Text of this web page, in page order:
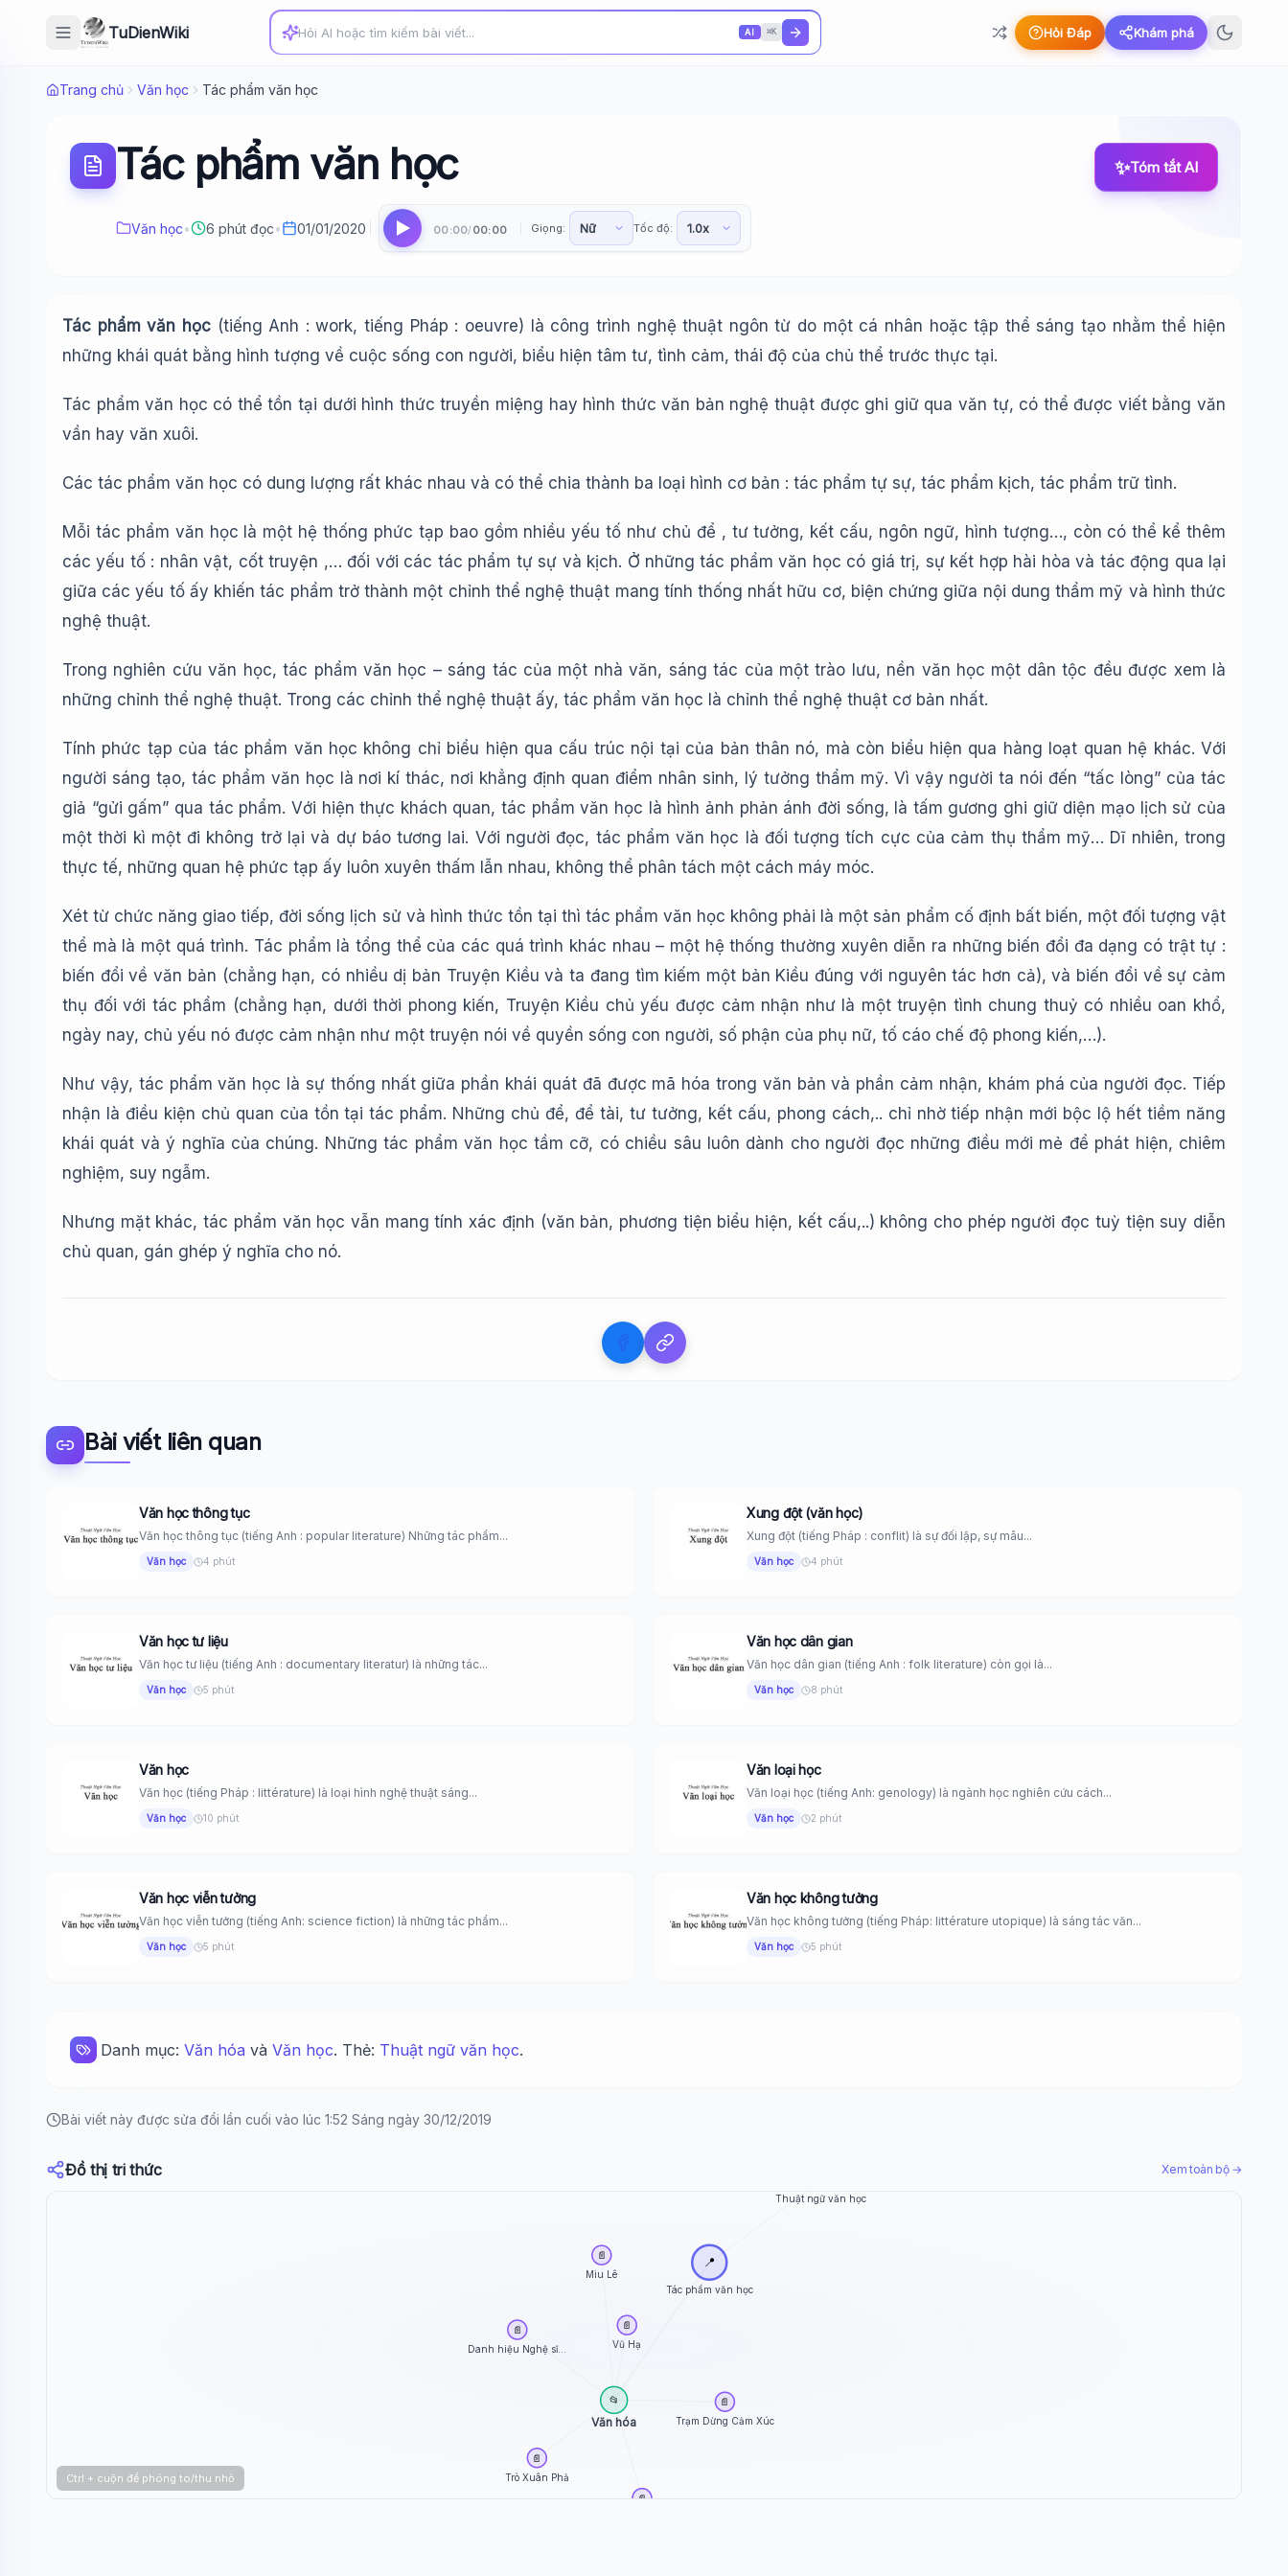
TuDienWiki AI ⌘K Hỏi Đáp Khám phá
Trang chủ Văn học Tác phẩm văn học
Tác phẩm văn học
Văn học• 6 phút đọc• 01/01/2020 00:00/ 00:00 Giọng: Tốc độ:
✨Tóm tắt AI
Tác phẩm văn học(tiếng Anh : work, tiếng Pháp : oeuvre) là công trình nghệ thuật ngôn từ do một cá nhân hoặc tập thể sáng tạo nhằm thể hiện
những khái quát bằng hình tượng về cuộc sống con người, biểu hiện tâm tư, tình cảm, thái độ của chủ thể trước thực tại.
Tác phẩm văn học có thể tồn tại dưới hình thức truyền miệng hay hình thức văn bản nghệ thuật được ghi giữ qua văn tự, có thể được viết bằng văn
vần hay văn xuôi.
Các tác phẩm văn học có dung lượng rất khác nhau và có thể chia thành ba loại hình cơ bản : tác phẩm tự sự, tác phẩm kịch, tác phẩm trữ tình.
Mỗi tác phẩm văn học là một hệ thống phức tạp bao gồm nhiều yếu tố như chủ để , tư tưởng, kết cấu, ngôn ngữ, hình tượng…, còn có thể kể thêm
các yếu tố : nhân vật, cốt truyện ,… đối với các tác phẩm tự sự và kịch. Ở những tác phẩm văn học có giá trị, sự kết hợp hài hòa và tác động qua lại
giữa các yếu tố ấy khiến tác phẩm trở thành một chỉnh thể nghệ thuật mang tính thống nhất hữu cơ, biện chứng giữa nội dung thẩm mỹ và hình thức
nghệ thuật.
Trong nghiên cứu văn học, tác phẩm văn học – sáng tác của một nhà văn, sáng tác của một trào lưu, nền văn học một dân tộc đều được xem là
những chỉnh thể nghệ thuật. Trong các chỉnh thể nghệ thuật ấy, tác phẩm văn học là chỉnh thể nghệ thuật cơ bản nhất.
Tính phức tạp của tác phẩm văn học không chỉ biểu hiện qua cấu trúc nội tại của bản thân nó, mà còn biểu hiện qua hàng loạt quan hệ khác. Với
người sáng tạo, tác phẩm văn học là nơi kí thác, nơi khẳng định quan điểm nhân sinh, lý tưởng thẩm mỹ. Vì vậy người ta nói đến “tấc lòng” của tác
giả “gửi gấm” qua tác phẩm. Với hiện thực khách quan, tác phẩm văn học là hình ảnh phản ánh đời sống, là tấm gương ghi giữ diện mạo lịch sử của
một thời kì một đi không trở lại và dự báo tương lai. Với người đọc, tác phẩm văn học là đối tượng tích cực của cảm thụ thẩm mỹ… Dĩ nhiên, trong
thực tế, những quan hệ phức tạp ấy luôn xuyên thấm lẫn nhau, không thể phân tách một cách máy móc.
Xét từ chức năng giao tiếp, đời sống lịch sử và hình thức tồn tại thì tác phẩm văn học không phải là một sản phẩm cố định bất biến, một đối tượng vật
thể mà là một quá trình. Tác phẩm là tổng thể của các quá trình khác nhau – một hệ thống thường xuyên diễn ra những biến đổi đa dạng có trật tự :
biến đổi về văn bản (chẳng hạn, có nhiều dị bản Truyện Kiều và ta đang tìm kiếm một bản Kiều đúng với nguyên tác hơn cả), và biến đổi về sự cảm
thụ đối với tác phẩm (chẳng hạn, dưới thời phong kiến, Truyện Kiều chủ yếu được cảm nhận như là một truyện tình chung thuỷ có nhiều oan khổ,
ngày nay, chủ yếu nó được cảm nhận như một truyện nói về quyền sống con người, số phận của phụ nữ, tố cáo chế độ phong kiến,…).
Như vậy, tác phẩm văn học là sự thống nhất giữa phần khái quát đã được mã hóa trong văn bản và phần cảm nhận, khám phá của người đọc. Tiếp
nhận là điều kiện chủ quan của tồn tại tác phẩm. Những chủ để, để tài, tư tưởng, kết cấu, phong cách,.. chỉ nhờ tiếp nhận mới bộc lộ hết tiềm năng
khái quát và ý nghĩa của chúng. Những tác phẩm văn học tầm cỡ, có chiều sâu luôn dành cho người đọc những điều mới mẻ để phát hiện, chiêm
nghiệm, suy ngẫm.
Nhưng mặt khác, tác phẩm văn học vẫn mang tính xác định (văn bản, phương tiện biểu hiện, kết cấu,..) không cho phép người đọc tuỳ tiện suy diễn
chủ quan, gán ghép ý nghĩa cho nó.
Bài viết liên quan
Văn học thông tục
Văn học thông tục (tiếng Anh : popular literature) Những tác phẩm...
Văn học 4 phút
Xung đột (văn học)
Xung đột (tiếng Pháp : conflit) là sự đối lập, sự mâu...
Văn học 4 phút
Văn học tư liệu
Văn học tư liệu (tiếng Anh : documentary literatur) là những tác...
Văn học 5 phút
Văn học dân gian
Văn học dân gian (tiếng Anh : folk literature) còn gọi là...
Văn học 8 phút
Văn học
Văn học (tiếng Pháp : littérature) là loại hình nghệ thuật sáng...
Văn học 10 phút
Văn loại học
Văn loại học (tiếng Anh: genology) là ngành học nghiên cứu cách...
Văn học 2 phút
Văn học viễn tưởng
Văn học viễn tưởng (tiếng Anh: science fiction) là những tác phẩm...
Văn học 5 phút
Văn học không tưởng
Văn học không tưởng (tiếng Pháp: littérature utopique) là sáng tác văn...
Văn học 5 phút
Danh mục: Văn hóa và Văn học. Thẻ: Thuật ngữ văn học.
Bài viết này được sửa đổi lần cuối vào lúc 1:52 Sáng ngày 30/12/2019
Đồ thị tri thức Xem toàn bộ →
Tác phẩm văn học
📍
Văn hóa
📂
Vũ Hạ
📄
Trạm Dừng Cảm Xúc
📄
Trò Xuân Phả
📄
Miu Lê
📄
📄
Danh hiệu Nghệ sĩ...
📄
Thuật ngữ văn học
Ctrl + cuộn để phóng to/thu nhỏ